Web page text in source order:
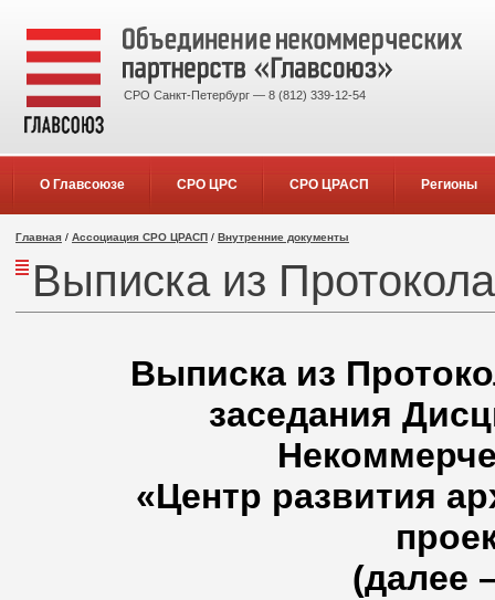
СРО Санкт-Петербург — 8 (812) 339-12-54
О Главсоюзе СРО ЦРС СРО ЦРАСП Регионы
Главная / Ассоциация СРО ЦРАСП / Внутренние документы
Выписка из
Выписка из
заседания
«Центр развития
(далее